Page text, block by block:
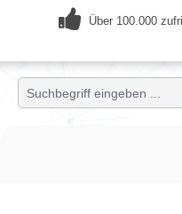
Über 100.000